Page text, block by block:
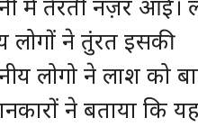
में तैरती नज़र आई।
लोगों ने तुंरत इसकी
लोगो ने लाश को
ने बताया कि